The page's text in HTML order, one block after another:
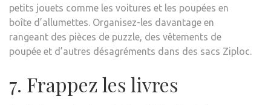
petits jouets comme les voitures et les poupées en
boîte d’allumettes. Organisez-les davantage en
rangeant des pièces de puzzle, des vêtements de
poupée et d’autres désagréments dans des sacs Ziploc.
7. Frappez les livres